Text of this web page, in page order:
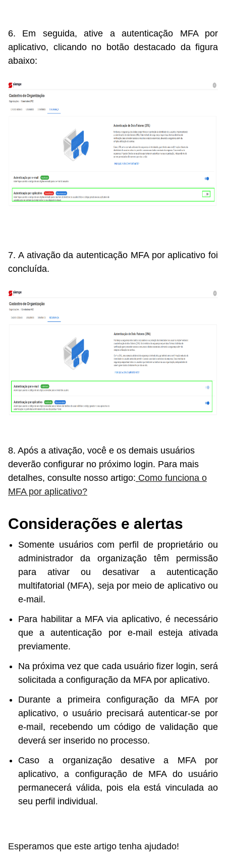
6. Em seguida, ative a autenticação MFA por
aplicativo, clicando no botão destacado da figura
abaixo:
7. A ativação da autenticação MFA por aplicativo foi
concluída.
8. Após a ativação, você e os demais usuários
deverão configurar no próximo login. Para mais
detalhes, consulte nosso artigo: Como funciona o
MFA por aplicativo?
Considerações e alertas
Somente usuários com perfil de proprietário ou
administrador da organização têm permissão
para ativar ou desativar a autenticação
multifatorial (MFA), seja por meio de aplicativo ou
e-mail.
Para habilitar a MFA via aplicativo, é necessário
que a autenticação por e-mail esteja ativada
previamente.
Na próxima vez que cada usuário fizer login, será
solicitada a configuração da MFA por aplicativo.
Durante a primeira configuração da MFA por
aplicativo, o usuário precisará autenticar-se por
e-mail, recebendo um código de validação que
deverá ser inserido no processo.
Caso a organização desative a MFA por
aplicativo, a configuração de MFA do usuário
permanecerá válida, pois ela está vinculada ao
seu perfil individual.
Esperamos que este artigo tenha ajudado!